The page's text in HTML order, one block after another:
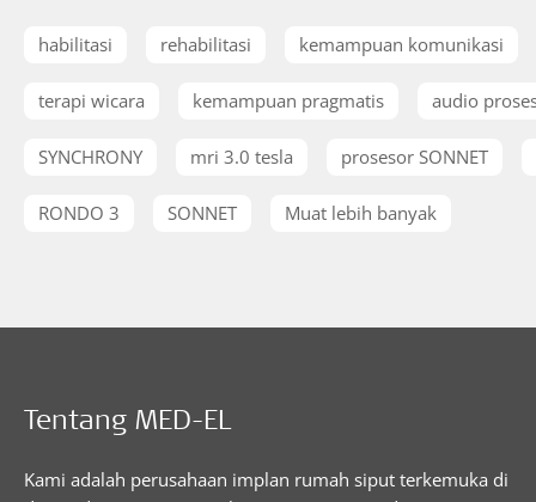
habilitasi rehabilitasi kemampuan komunikasi
terapi wicara kemampuan pragmatis audio
SYNCHRONY mri 3.0 tesla prosesor SONNET
RONDO 3 SONNET Muat lebih banyak
Tentang MED-EL
Kami adalah perusahaan implan rumah siput terkemuka di